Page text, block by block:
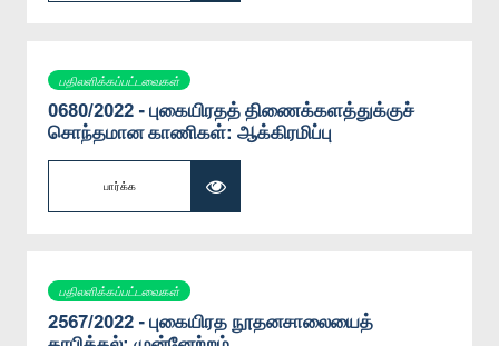
பதிலளிக்கப்பட்டவைகள்
0680/2022 - புகையிரதத் திணைக்களத்துக்குச்
சொந்தமான காணிகள்: ஆக்கிரமிப்பு
பார்க்க
பதிலளிக்கப்பட்டவைகள்
2567/2022 - புகையிரத நூதனசாலையைத்